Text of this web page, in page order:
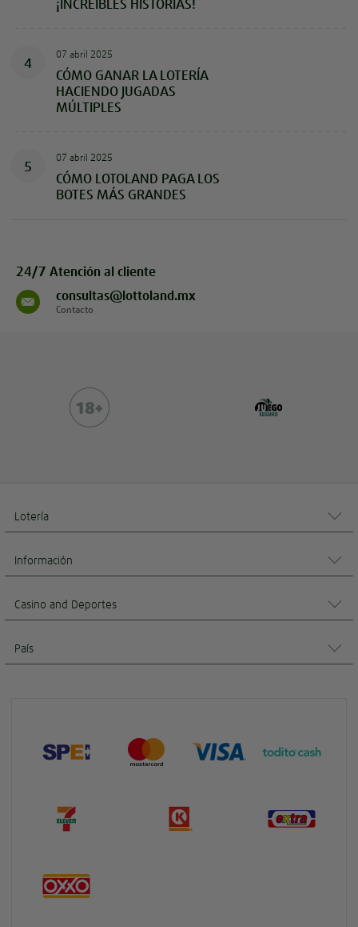
¡INCREÍBLES HISTORIAS!
4 07 abril 2025
CÓMO GANAR LA LOTERÍA
HACIENDO JUGADAS
MÚLTIPLES
5 07 abril 2025
CÓMO LOTOLAND PAGA LOS
BOTES MÁS GRANDES
24/7 Atención al cliente
consultas@lottoland.mx
Contacto
Lotería
Información
Casino and Deportes
País